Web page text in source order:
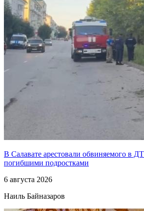
В Салавате арестовали обвиняемого в
погибшими подростками
6 августа 2026
Наиль Байназаров